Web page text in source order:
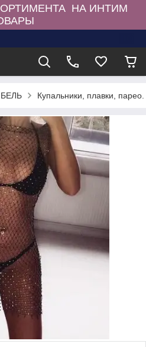
НА ИНТИМ
БЕЛЬ Купальники, плавки, парео.